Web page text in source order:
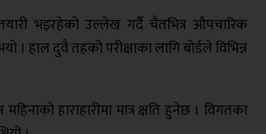
तयारी भइरहेको उल्लेख गर्दै चैतभित्र औपचारिक
। हाल दुवै तहको परीक्षाका लागि बोर्डले विभिन्न
हाराहारीमा मात्र क्षति हुनेछ । विगतका